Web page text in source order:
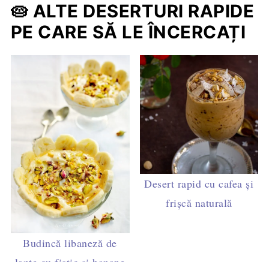
🥧 ALTE DESERTURI RAPIDE
PE CARE SĂ LE ÎNCERCAȚI
Budincă libaneză de
Desert rapid cu cafea și
frișcă naturală